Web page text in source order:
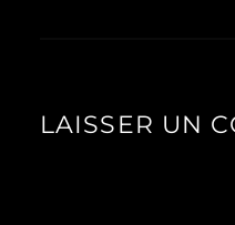
LAISSER UN